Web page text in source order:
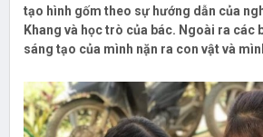
tạo hình gốm theo sự hướng dẫn của
Khang và học trò của bác. Ngoài ra các
sáng tạo của mình nặn ra con vật và